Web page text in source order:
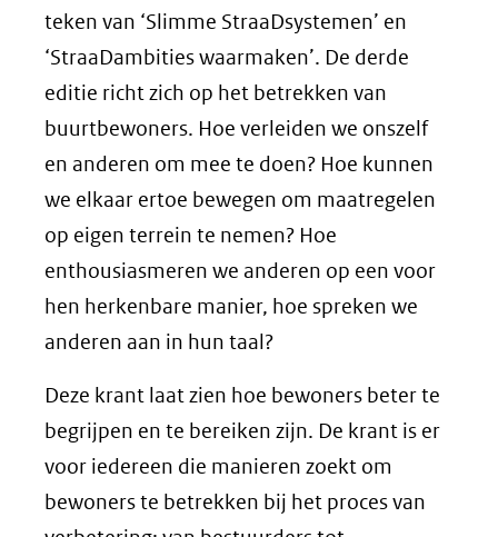
teken van ‘Slimme StraaDsystemen’ en
‘StraaDambities waarmaken’. De derde
editie richt zich op het betrekken van
buurtbewoners. Hoe verleiden we onszelf
en anderen om mee te doen? Hoe kunnen
we elkaar ertoe bewegen om maatregelen
op eigen terrein te nemen? Hoe
enthousiasmeren we anderen op een voor
hen herkenbare manier, hoe spreken we
anderen aan in hun taal?
Deze krant laat zien hoe bewoners beter te
begrijpen en te bereiken zijn. De krant is er
voor iedereen die manieren zoekt om
bewoners te betrekken bij het proces van